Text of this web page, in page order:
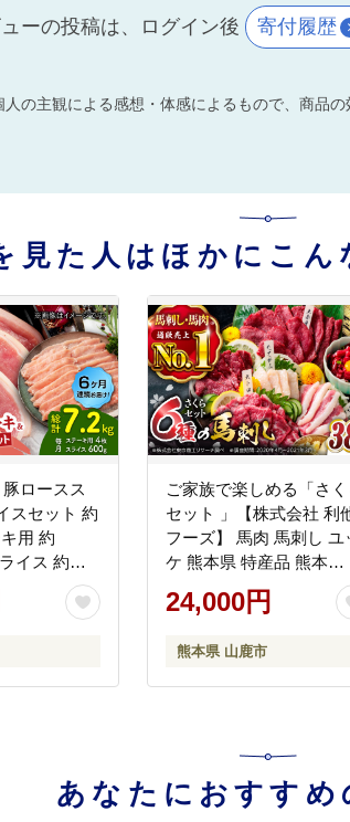
ーの投稿は、ログイン後 寄付履歴
の主観による感想・体感によるもので、商品の
見た人はほかにこん
豚ロースス
スセット 約
用 約
イス 約
里精肉】
ご家族で楽しめる「さく
セット 」【株式会社 利他
フーズ】 馬肉 馬刺し ユ
ケ 熊本県 特産品 熊本
24,000円
熊本県 山鹿市
あなたにおすすめ